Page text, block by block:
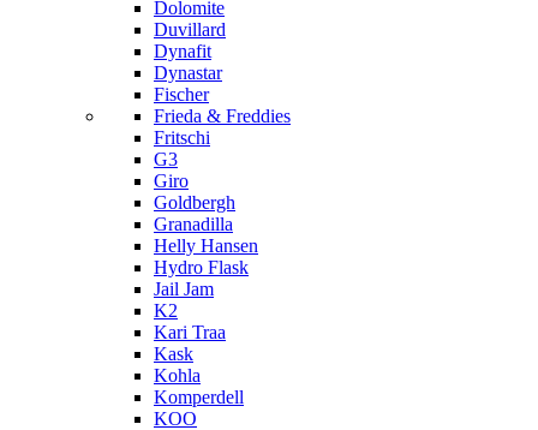
Dolomite
Duvillard
Dynafit
Dynastar
Fischer
Frieda & Freddies
Fritschi
G3
Giro
Goldbergh
Granadilla
Helly Hansen
Hydro Flask
Jail Jam
K2
Kari Traa
Kask
Kohla
Komperdell
KOO